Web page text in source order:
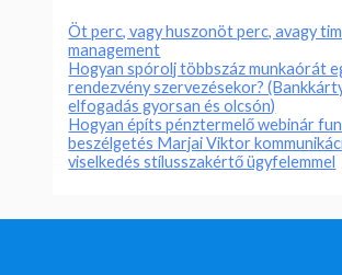
Öt perc, vagy huszonöt perc, avagy
management
Hogyan spórolj többszáz munkaórát
rendezvény szervezésekor?
elfogadás gyorsan és olcsón)
Hogyan építs pénztermelő webinár
beszélgetés Marjai Viktor
viselkedés stílusszakértő ügyfelemmel